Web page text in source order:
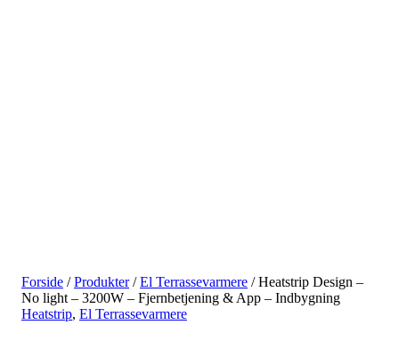
Forside /Produkter/El Terrassevarmere / Heatstrip Design –
No light – 3200W – Fjernbetjening & App – Indbygning
Heatstrip, El Terrassevarmere